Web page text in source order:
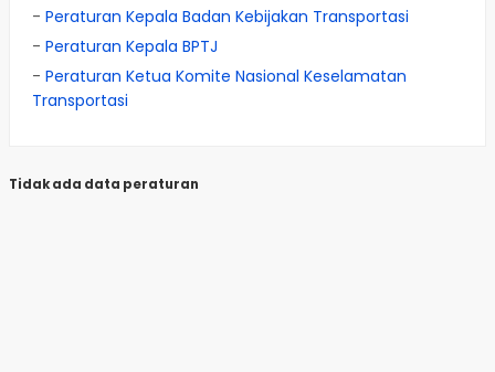
- Peraturan Kepala Badan Kebijakan Transportasi
- Peraturan Kepala BPTJ
- Peraturan Ketua Komite Nasional Keselamatan
Transportasi
Tidak ada data peraturan